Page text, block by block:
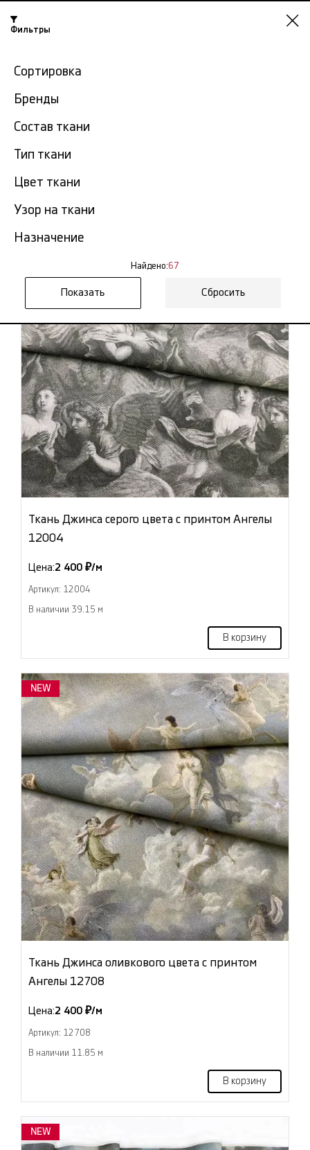
Омск
-15% на ткани по промокоду NY15
Главная Джинсовая ткань
Хлопковая джинса в Омске
Фильтр
Показать все
Фильтры
Сортировка
Бренды
Состав ткани
Тип ткани
Цвет ткани
Узор на ткани
Назначение
Найдено:67
Сбросить
Ткань Джинса серого цвета с принтом Ангелы
12004
Цена:2 400 ₽/м
Артикул: 12004
В наличии 39.15 м
В корзину
NEW
Ткань Джинса оливкового цвета с принтом
Ангелы 12708
Цена:2 400 ₽/м
Артикул: 12708
В наличии 11.85 м
В корзину
NEW